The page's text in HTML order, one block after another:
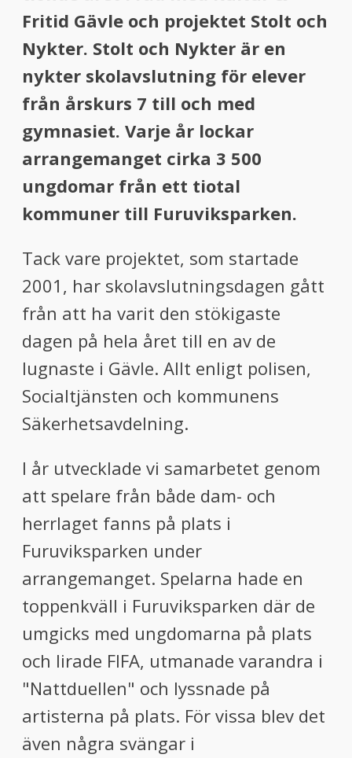
Fritid Gävle och projektet Stolt och
Nykter. Stolt och Nykter är en
nykter skolavslutning för elever
från årskurs 7 till och med
gymnasiet. Varje år lockar
arrangemanget cirka 3 500
ungdomar från ett tiotal
kommuner till Furuviksparken.
Tack vare projektet, som startade
2001, har skolavslutningsdagen gått
från att ha varit den stökigaste
dagen på hela året till en av de
lugnaste i Gävle. Allt enligt polisen,
Socialtjänsten och kommunens
Säkerhetsavdelning.
I år utvecklade vi samarbetet genom
att spelare från både dam- och
herrlaget fanns på plats i
Furuviksparken under
arrangemanget. Spelarna hade en
toppenkväll i Furuviksparken där de
umgicks med ungdomarna på plats
och lirade FIFA, utmanade varandra i
"Nattduellen" och lyssnade på
artisterna på plats. För vissa blev det
även några svängar i